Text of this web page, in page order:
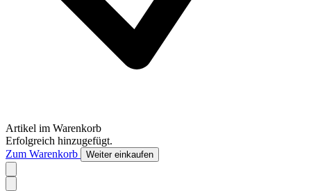
Artikel im Warenkorb
Erfolgreich hinzugefügt.
Zum Warenkorb
Weiter einkaufen